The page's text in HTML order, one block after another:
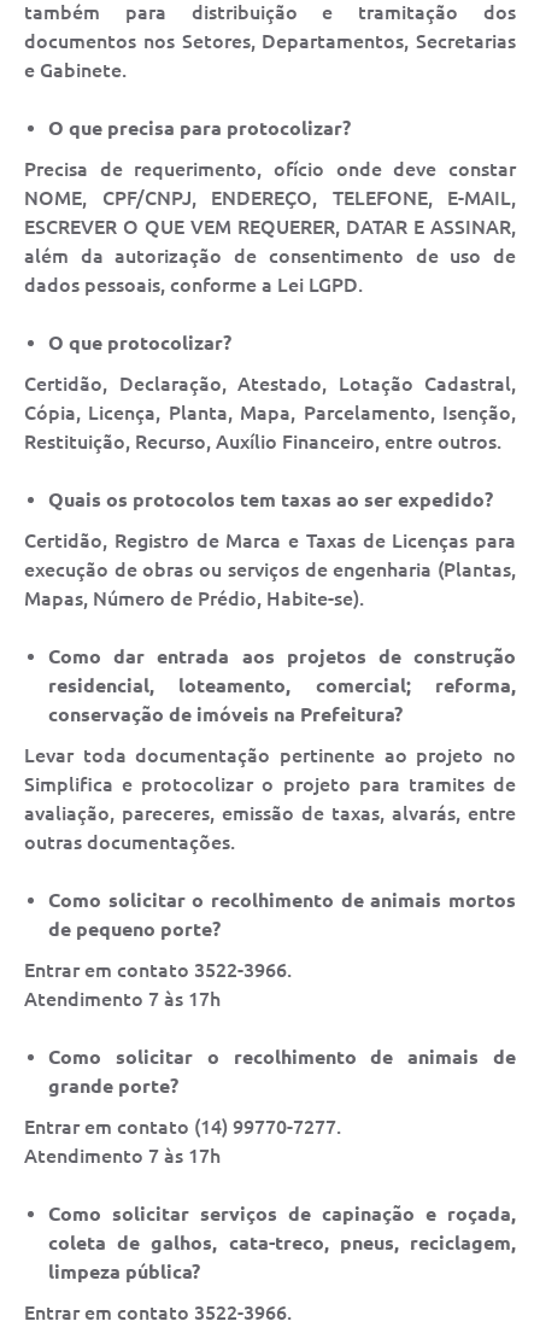
também para distribuição e tramitação dos
documentos nos Setores, Departamentos, Secretarias
e Gabinete.
O que precisa para protocolizar?
Precisa de requerimento, ofício onde deve constar
NOME, CPF/CNPJ, ENDEREÇO, TELEFONE, E-MAIL,
ESCREVER O QUE VEM REQUERER, DATAR E ASSINAR,
além da autorização de consentimento de uso de
dados pessoais, conforme a Lei LGPD.
O que protocolizar?
Certidão, Declaração, Atestado, Lotação Cadastral,
Cópia, Licença, Planta, Mapa, Parcelamento, Isenção,
Restituição, Recurso, Auxílio Financeiro, entre outros.
Quais os protocolos tem taxas ao ser expedido?
Certidão, Registro de Marca e Taxas de Licenças para
execução de obras ou serviços de engenharia (Plantas,
Mapas, Número de Prédio, Habite-se).
Como dar entrada aos projetos de construção
residencial, loteamento, comercial; reforma,
conservação de imóveis na Prefeitura?
Levar toda documentação pertinente ao projeto no
Simplifica e protocolizar o projeto para tramites de
avaliação, pareceres, emissão de taxas, alvarás, entre
outras documentações.
Como solicitar o recolhimento de animais mortos
de pequeno porte?
Entrar em contato 3522-3966.
Atendimento 7 às 17h
Como solicitar o recolhimento de animais de
grande porte?
Entrar em contato (14) 99770-7277.
Atendimento 7 às 17h
Como solicitar serviços de capinação e roçada,
coleta de galhos, cata-treco, pneus, reciclagem,
limpeza pública?
Entrar em contato 3522-3966.